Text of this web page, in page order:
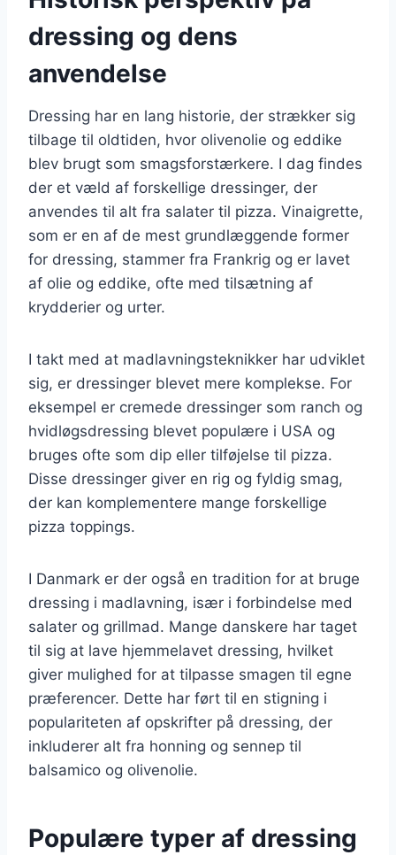
dressing og dens
anvendelse
Dressing har en lang historie, der strækker sig
tilbage til oldtiden, hvor olivenolie og eddike
blev brugt som smagsforstærkere. I dag findes
der et væld af forskellige dressinger, der
anvendes til alt fra salater til pizza. Vinaigrette,
som er en af de mest grundlæggende former
for dressing, stammer fra Frankrig og er lavet
af olie og eddike, ofte med tilsætning af
krydderier og urter.
I takt med at madlavningsteknikker har udviklet
sig, er dressinger blevet mere komplekse. For
eksempel er cremede dressinger som ranch og
hvidløgsdressing blevet populære i USA og
bruges ofte som dip eller tilføjelse til pizza.
Disse dressinger giver en rig og fyldig smag,
der kan komplementere mange forskellige
pizza toppings.
I Danmark er der også en tradition for at bruge
dressing i madlavning, især i forbindelse med
salater og grillmad. Mange danskere har taget
til sig at lave hjemmelavet dressing, hvilket
giver mulighed for at tilpasse smagen til egne
præferencer. Dette har ført til en stigning i
populariteten af opskrifter på dressing, der
inkluderer alt fra honning og sennep til
balsamico og olivenolie.
Populære typer af dressing